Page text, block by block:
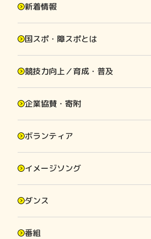
新着情報
国スポ・障スポとは
競技力向上／育成・普及
企業協賛・寄附
ボランティア
イメージソング
ダンス
番組